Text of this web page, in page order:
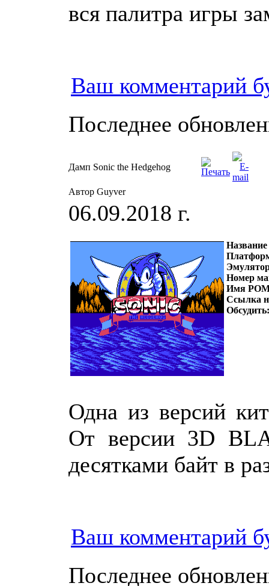
вся палитра игры
Ваш комментарий
Последнее
Дамп Sonic the Hedgehog
Автор Guyver
06.09.2018 г.
Номер
Имя
Ссылка
Одна из версий
От версии 3D
десятками байт в
Ваш комментарий
Последнее